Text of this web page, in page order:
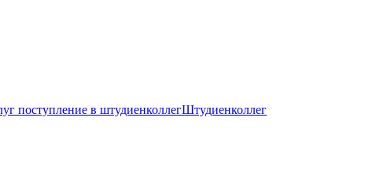
Штудиенколлег